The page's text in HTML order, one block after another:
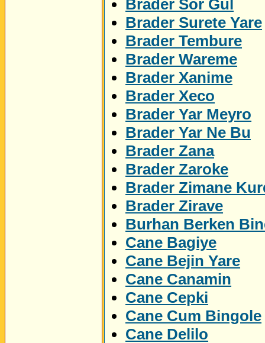
Brader Sor Gul
Brader Surete Yare
Brader Tembure
Brader Wareme
Brader Xanime
Brader Xeco
Brader Yar Meyro
Brader Yar Ne Bu
Brader Zana
Brader Zaroke
Brader Zimane
Brader Zirave
Burhan Berken
Cane Bagiye
Cane Bejin Yare
Cane Canamin
Cane Cepki
Cane Cum Bingole
Cane Delilo